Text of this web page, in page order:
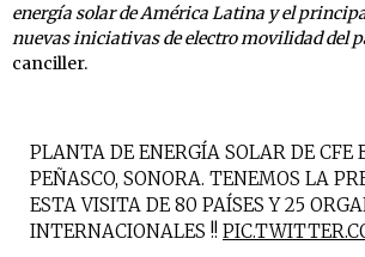
energía solar de América Latina y el
nuevas iniciativas de electro movilidad del
canciller.
PLANTA DE ENERGÍA SOLAR DE CFE
PEÑASCO, SONORA. TENEMOS LA
ESTA VISITA DE 80 PAÍSES Y 25
INTERNACIONALES !!